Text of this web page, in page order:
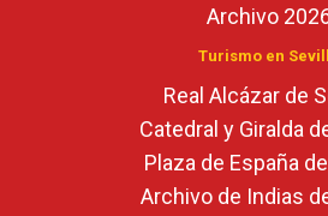
Archivo
Turismo en
Real Alcázar de
Catedral y Giralda
Plaza de España
Archivo de Indias